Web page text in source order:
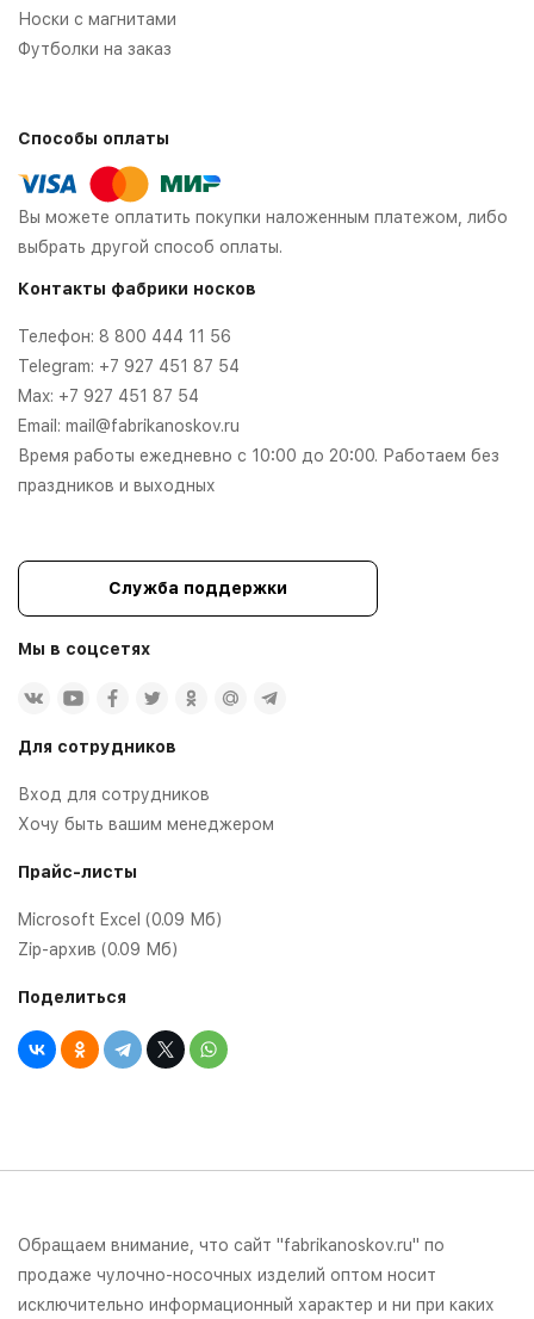
Носки с магнитами
Футболки на заказ
Способы оплаты
Вы можете оплатить покупки наложенным платежом, либо
выбрать другой способ оплаты.
Контакты фабрики носков
Телефон: 8 800 444 11 56
Telegram: +7 927 451 87 54
Max: +7 927 451 87 54
Email: mail@fabrikanoskov.ru
Время работы ежедневно с 10:00 до 20:00. Работаем без
праздников и выходных
Служба поддержки
Мы в соцсетях
Для сотрудников
Вход для сотрудников
Хочу быть вашим менеджером
Прайс-листы
Microsoft Excel (0.09 Мб)
Zip-архив (0.09 Мб)
Поделиться
Обращаем внимание, что сайт "fabrikanoskov.ru" по
продаже чулочно-носочных изделий оптом носит
исключительно информационный характер и ни при каких